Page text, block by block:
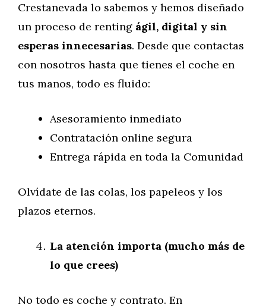
Crestanevada lo sabemos y hemos diseñado
un proceso de renting ágil, digital y sin
esperas innecesarias. Desde que contactas
con nosotros hasta que tienes el coche en
tus manos, todo es fluido:
Asesoramiento inmediato
Contratación online segura
Entrega rápida en toda la Comunidad
Olvídate de las colas, los papeleos y los
plazos eternos.
La atención importa (mucho más de
lo que crees)
No todo es coche y contrato. En